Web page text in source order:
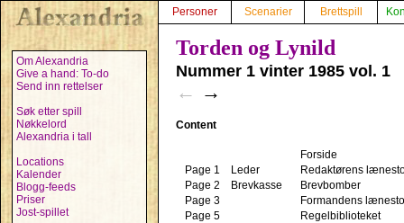
Om Alexandria
Give a hand: To-do
Send inn rettelser
Søk etter spill
Nøkkelord
Alexandria i tall
Locations
Kalender
Blogg-feeds
Priser
Jost-spillet
Personer Scenarier Brettspill
Torden og Lynild
Nummer 1 vinter 1985 vol. 1
← →
Content
Forside
Page 1
Leder
Redaktørens
Page 2
Brevkasse
Brevbomber
Page 3
Formandens
Page 5
Regelbiblioteket